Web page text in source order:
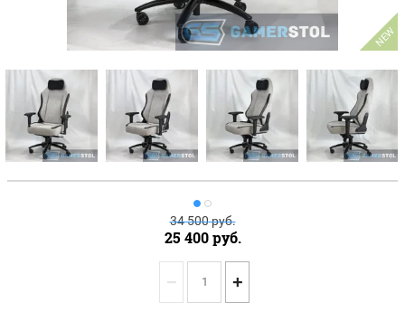
NEW
34 500руб.
25 400руб.
− +